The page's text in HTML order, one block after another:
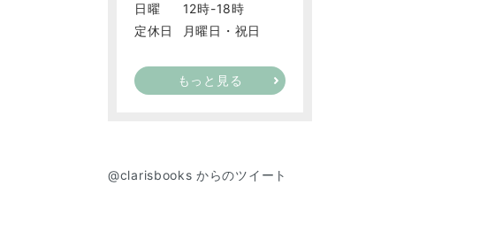
日曜
12時-18時
定休日
月曜日・祝日
もっと見る
@clarisbooks からのツイート